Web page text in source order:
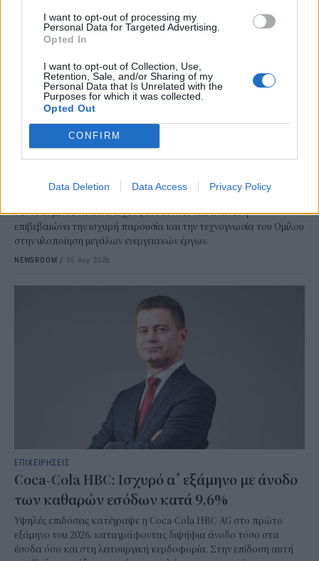
I want to opt-out of processing my
Personal Data for Targeted Advertising.
Opted In
I want to opt-out of Collection, Use,
Retention, Sale, and/or Sharing of my
Personal Data that Is Unrelated with the
Purposes for which it was collected.
Opted Out
CONFIRM
Data Deletion Data Access Privacy Policy
ΕΠΙΧΕΙΡΗΣΕΙΣ
Λάρισα Θερμοηλεκτρική: Στην ΑΒΑΞ η
κατασκευή του σταθμού ηλεκτροπαραγωγής
800 MW
ανακοίνωσε ο Όμιλος ΑΒΑΞ, αναλαμβάνοντας τη μελέτη, την
συνδυασμένου κύκλου, ισχύος 800 MW. Η νέα ανάθεση
επιβεβαιώνει την ισχυρή παρουσία και την τεχνογνωσία του Ομίλου
στην υλοποίηση μεγάλων ενεργειακών έργων.
NEWSROOM / 05 Αυγ 2026
ΕΠΙΧΕΙΡΗΣΕΙΣ
Coca-Cola HBC: Ισχυρό α΄ εξάμηνο με άνοδο
των καθαρών εσόδων κατά 9,6%
Υψηλές επιδόσεις κατέγραψε η Coca-Cola HBC AG στο πρώτο
εξάμηνο του 2026, καταγράφοντας διψήφια άνοδο τόσο στα
έσοδα όσο και στη λειτουργική κερδοφορία. Στην επίδοση αυτή